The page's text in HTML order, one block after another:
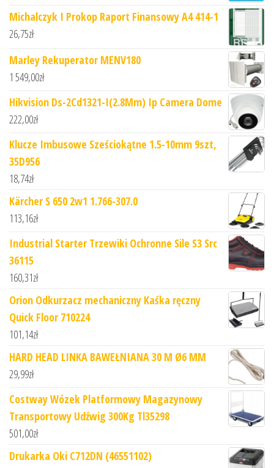
Michalczyk I Prokop Raport Finansowy A4 414-1
26,75zł
Marley Rekuperator MENV180
1 549,00zł
Hikvision Ds-2Cd1321-I(2.8Mm) Ip Camera Dome
222,00zł
Klucze Imbusowe Sześciokątne 1.5-10mm 9szt,
35D956
18,74zł
Kärcher S 650 2w1 1.766-307.0
113,16zł
Industrial Starter Trzewiki Ochronne Sile S3 Src
36115
160,31zł
Orion Odkurzacz mechaniczny Kaśka ręczny
Quick Floor 710224
101,14zł
HARD HEAD LINKA BAWEŁNIANA 30 M Ø6 MM
29,99zł
Costway Wózek Platformowy Magazynowy
Transportowy Udźwig 300Kg Tl35298
501,00zł
Drukarka Oki C712DN (46551102)